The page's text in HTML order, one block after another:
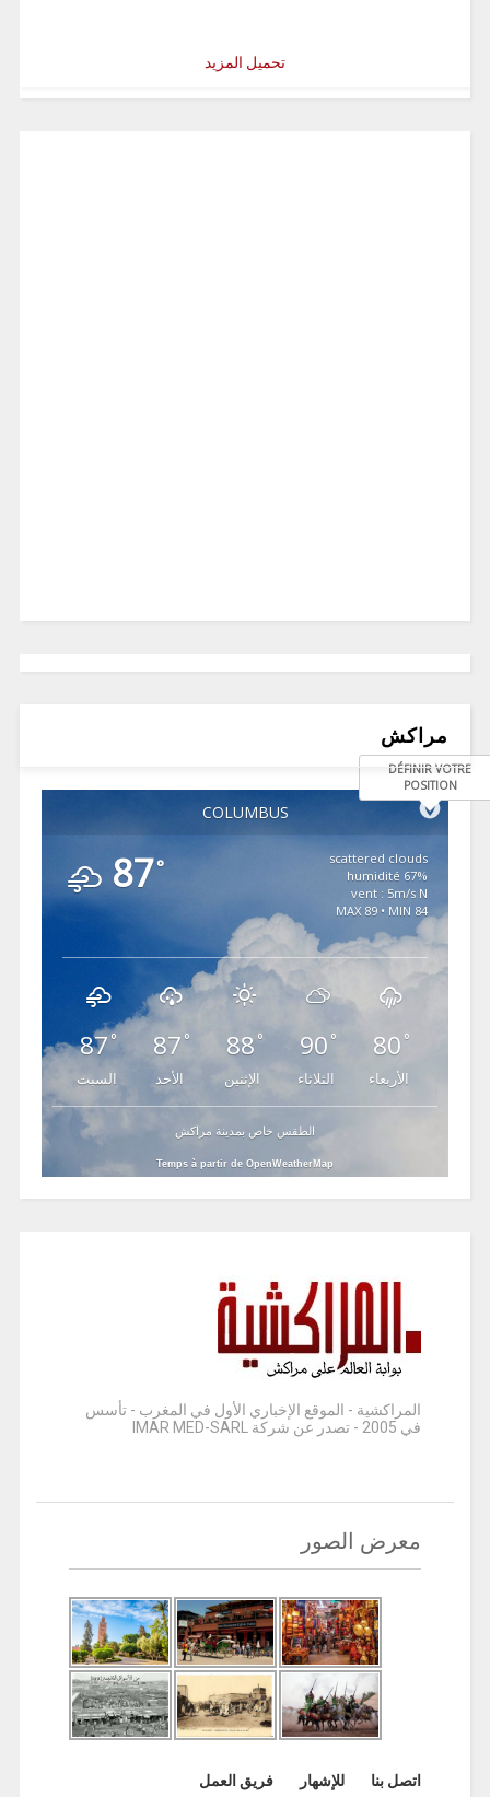
تحميل المزيد
مراكش
COLUMBUS
DÉFINIR VOTRE
POSITION
87°
scattered clouds
67% humidité
vent : 5m/s N
MAX 89 • MIN 84
87°
السبت
87 °
الأحد
88°
الإثنين
90 °
الثلاثاء
80 °
الأربعاء
الطقس خاص بمدينة مراكش
Temps à partir de OpenWeatherMap
المراكشية - الموقع الإخباري الأول في المغرب - تأسس
في 2005 - تصدر عن شركة IMAR MED-SARL
معرض الصور
اتصل بنا للإشهار فريق العمل